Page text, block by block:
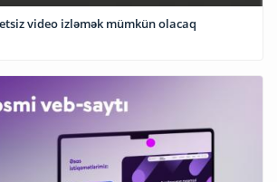
video izləmək mümkün olacaq